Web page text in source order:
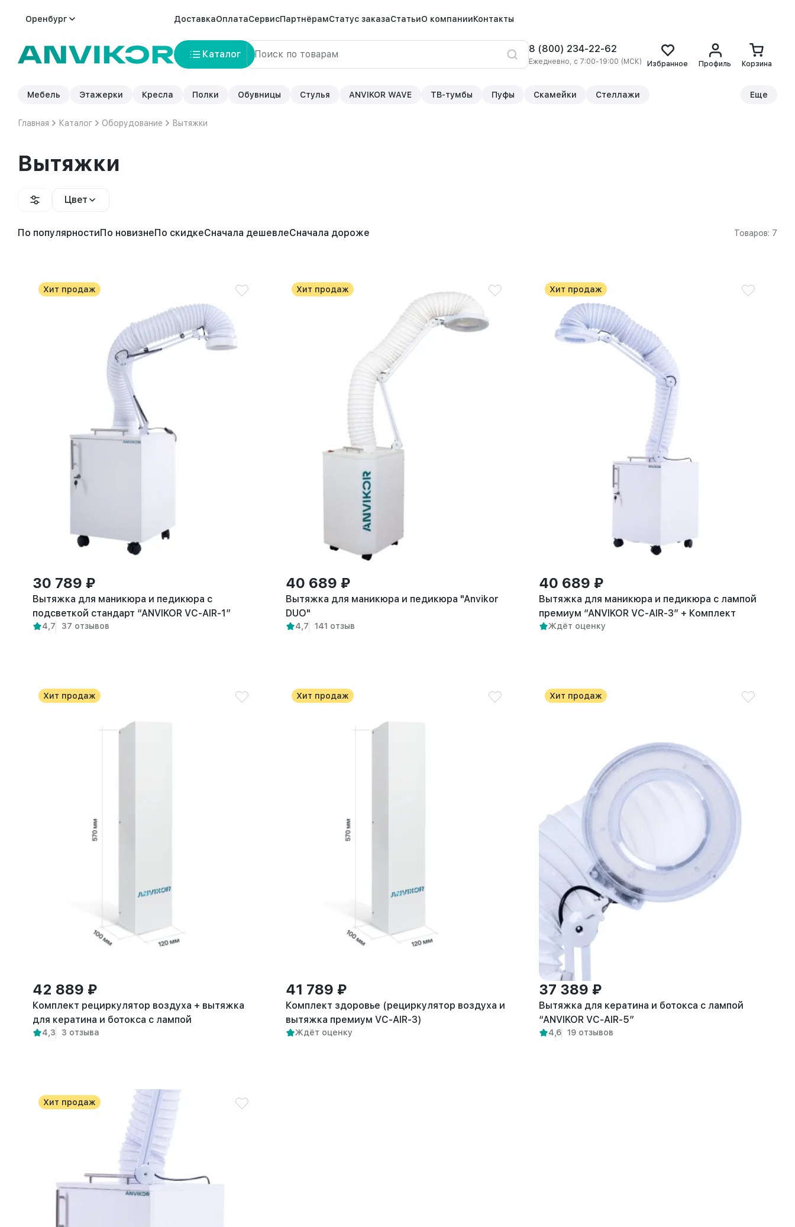
Оренбург ДоставкаОплатаСервисПартнёрамСтатус заказаСтатьиО компанииКонтакты
Каталог 8 (800) 234-22-62
Ежедневно, с 7:00-19:00 (МСК) Избранное Профиль Корзина
Мебель Этажерки Кресла Полки Обувницы Стулья ANVIKOR WAVE ТВ-тумбы Пуфы Скамейки Стеллажи Еще
Главная Каталог Оборудование Вытяжки
Вытяжки
Цвет
По популярностиПо новизнеПо скидкеСначала дешевлеСначала дороже Товаров: 7
Хит продаж
30 789 ₽
Вытяжка для маникюра и педикюра с
подсветкой стандарт “ANVIKOR VC-AIR-1”
4,7 37 отзывов
Хит продаж
40 689 ₽
Вытяжка для маникюра и педикюра "Anvikor
DUO"
4,7 141 отзыв
Хит продаж
40 689 ₽
Вытяжка для маникюра и педикюра с лампой
премиум “ANVIKOR VC-AIR-3” + Комплект
пылевых фильтров (5 шт)
Ждёт оценку
Хит продаж
42 889 ₽
Комплект рециркулятор воздуха + вытяжка
для кератина и ботокса с лампой
4,3 3 отзыва
Хит продаж
41 789 ₽
Комплект здоровье (рециркулятор воздуха и
вытяжка премиум VC-AIR-3)
Ждёт оценку
Хит продаж
37 389 ₽
Вытяжка для кератина и ботокса с лампой
“ANVIKOR VC-AIR-5”
4,6 19 отзывов
Хит продаж